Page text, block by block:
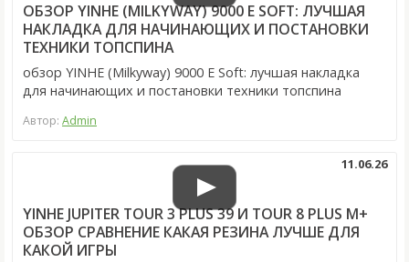
ОБЗОР YINHE (MILKYWAY) 9000 E SOFT: ЛУЧШАЯ
НАКЛАДКА ДЛЯ НАЧИНАЮЩИХ И ПОСТАНОВКИ
ТЕХНИКИ ТОПСПИНА
обзор YINHE (Milkyway) 9000 E Soft: лучшая накладка
для начинающих и постановки техники топспина
Автор: Admin
YINHE JUPITER TOUR 3 PLUS 39 И TOUR 8 PLUS M+
ОБЗОР СРАВНЕНИЕ КАКАЯ РЕЗИНА ЛУЧШЕ ДЛЯ
КАКОЙ ИГРЫ
11.06.26